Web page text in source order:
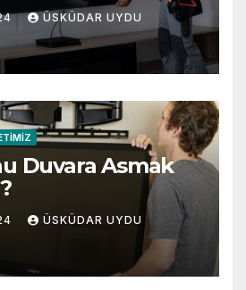
ÜSKÜDAR UYDU
Duvara Asmak
ÜSKÜDAR UYDU